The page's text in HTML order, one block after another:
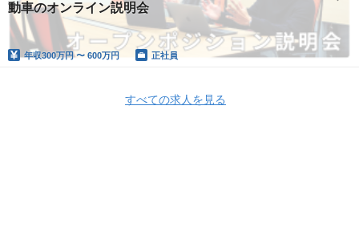
動車のオンライン説明会
年収300万円 〜 600万円 正社員
すべての求人を見る